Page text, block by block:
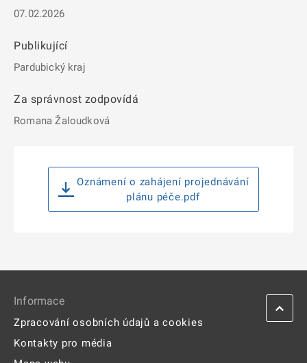
07.02.2026
Publikující
Pardubický kraj
Za správnost zodpovídá
Romana Žaloudková
Oznámení o zahájení projednávání
plánu péče.pdf
Informace
Zpracování osobních údajů a cookies
Kontakty pro média